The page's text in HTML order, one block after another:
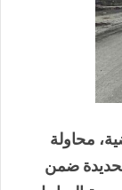
محاولة
ضمن